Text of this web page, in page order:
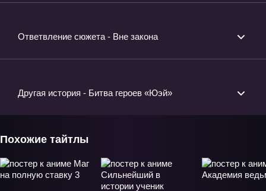
Ответвление сюжета - Вне закона
Другая история - Битва героев «Юэй»
Похожие тайтлы